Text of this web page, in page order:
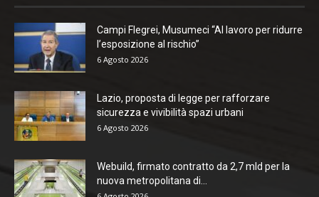
Campi Flegrei, Musumeci “Al lavoro per ridurre
l’esposizione al rischio”
6 Agosto 2026
Lazio, proposta di legge per rafforzare
sicurezza e vivibilità spazi urbani
6 Agosto 2026
Webuild, firmato contratto da 2,7 mld per la
nuova metropolitana di...